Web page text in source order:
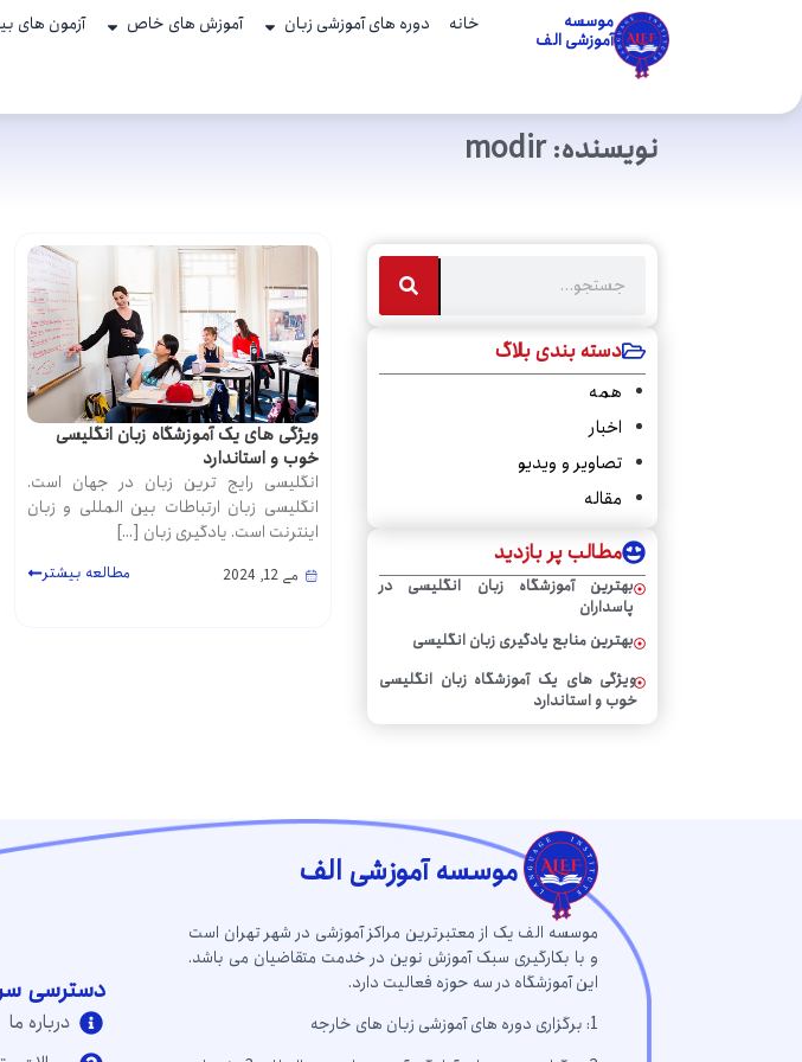
موسسه
آموزشی الف
خانه دوره های آموزشی زبان آموزش های خاص آزمون های
نویسنده:modir
دسته بندی بلاگ
همه
اخبار
تصاویر و ویدیو
مقاله
مطالب پر بازدید
بهترین آموزشگاه زبان انگلیسی در
پاسداران
بهترین منابع یادگیری زبان انگلیسی
ویژگی های یک آموزشگاه زبان انگلیسی
خوب و استاندارد
ویژگی های یک آموزشگاه زبان انگلیسی
خوب و استاندارد
انگلیسی رایج ترین زبان در جهان است.
انگلیسی زبان ارتباطات بین المللی و زبان
اینترنت است. یادگیری زبان […]
می 12, 2024 مطالعه بیشتر
موسسه آموزشی الف
موسسه الف یک از معتبرترین مراکز آموزشی در شهر تهران است
و با بکارگیری سبک آموزش نوین در خدمت متقاضیان می باشد.
این آموزشگاه در سه حوزه فعالیت دارد.
1: برگزاری دوره های آموزشی زبان های خارجه
دسترسی
درباره ما